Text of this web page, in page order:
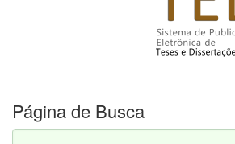
Página de Busca